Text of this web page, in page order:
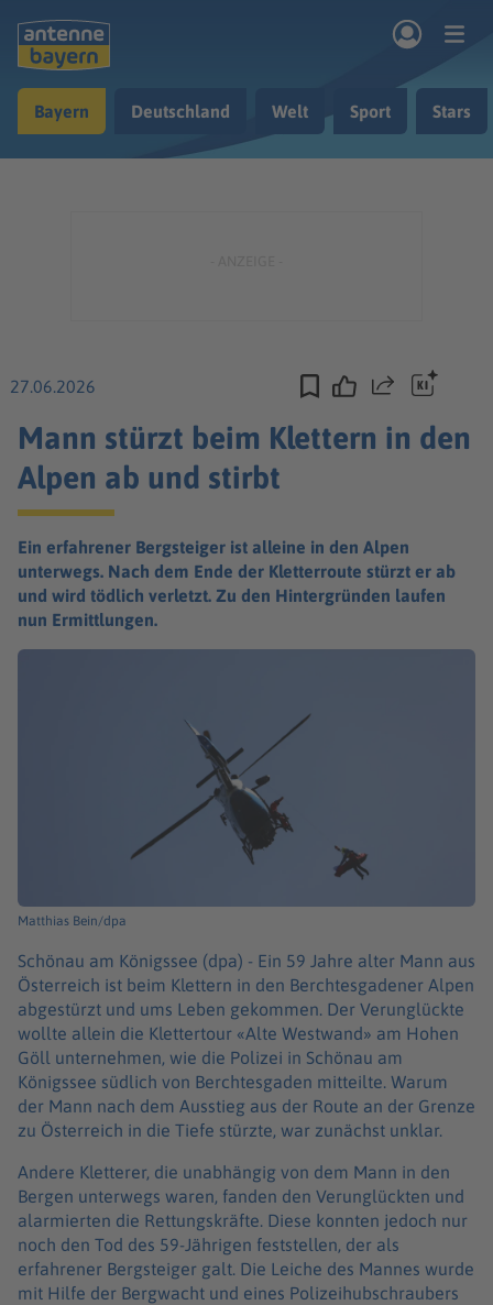
Musik & Radio
Bayern Deutschland Welt Sport Stars
27.06.2026 Teilen
Mann stürzt beim Klettern in den
Alpen ab und stirbt
Ein erfahrener Bergsteiger ist alleine in den Alpen
unterwegs. Nach dem Ende der Kletterroute stürzt er ab
und wird tödlich verletzt. Zu den Hintergründen laufen
nun Ermittlungen.
Matthias Bein/dpa
Schönau am Königssee (dpa) - Ein 59 Jahre alter Mann aus
Österreich ist beim Klettern in den Berchtesgadener Alpen
abgestürzt und ums Leben gekommen. Der Verunglückte
wollte allein die Klettertour «Alte Westwand» am Hohen
Göll unternehmen, wie die Polizei in Schönau am
Königssee südlich von Berchtesgaden mitteilte. Warum
der Mann nach dem Ausstieg aus der Route an der Grenze
zu Österreich in die Tiefe stürzte, war zunächst unklar.
Andere Kletterer, die unabhängig von dem Mann in den
Bergen unterwegs waren, fanden den Verunglückten und
alarmierten die Rettungskräfte. Diese konnten jedoch nur
noch den Tod des 59-Jährigen feststellen, der als
erfahrener Bergsteiger galt. Die Leiche des Mannes wurde
mit Hilfe der Bergwacht und eines Polizeihubschraubers